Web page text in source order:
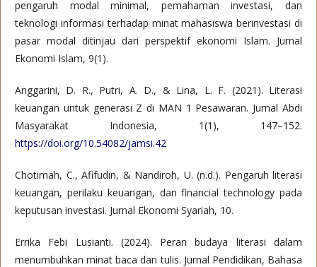
pengaruh modal minimal, pemahaman investasi, dan
teknologi informasi terhadap minat mahasiswa berinvestasi di
pasar modal ditinjau dari perspektif ekonomi Islam. Jurnal
Ekonomi Islam, 9(1).
Anggarini, D. R., Putri, A. D., & Lina, L. F. (2021). Literasi
keuangan untuk generasi Z di MAN 1 Pesawaran. Jurnal Abdi
Masyarakat Indonesia, 1(1), 147–152.
https://doi.org/10.54082/jamsi.42
Chotimah, C., Afifudin, & Nandiroh, U. (n.d.). Pengaruh literasi
keuangan, perilaku keuangan, dan financial technology pada
keputusan investasi. Jurnal Ekonomi Syariah, 10.
Errika Febi Lusianti. (2024). Peran budaya literasi dalam
menumbuhkan minat baca dan tulis. Jurnal Pendidikan, Bahasa